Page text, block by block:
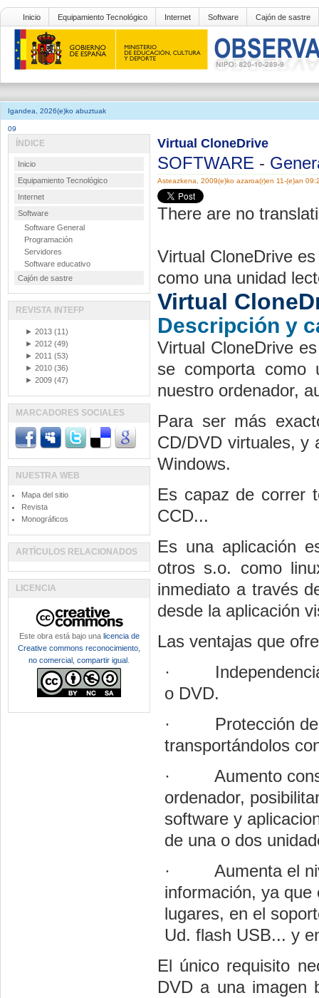
Inicio Equipamiento Tecnológico Internet Software Cajón de sastre
Igandea, 2026(e)ko abuztuak
09
Virtual CloneDrive
SOFTWARE -
Asteazkena, 2009(e)ko azaroa(r)en 11-(e)an
There are no
Virtual CloneDrive
como una unidad
Virtual
Descripción y
Virtual CloneDrive
se comporta como
nuestro ordenador,
Para ser más
CD/DVD virtuales, y
Windows.
Es capaz de correr
CCD...
Es una aplicación
otros s.o. como
inmediato a través
desde la aplicación
Las ventajas que
·
o DVD.
·
Protección
transportándolos
·
Aumento
ordenador,
software y
de una o dos
·
Aumenta el
información, ya
lugares, en el
Ud. flash USB... y
El único requisito
DVD a una imagen
ÍNDICE
Inicio
Equipamiento Tecnológico
Internet
Software
Software General
Programación
Servidores
Software educativo
Cajón de sastre
REVISTA INTEFP
► 2013 (11)
► 2012 (49)
► 2011 (53)
► 2010 (36)
► 2009 (47)
MARCADORES SOCIALES
NUESTRA WEB
Mapa del sitio
Revista
Monográficos
ARTÍCULOS RELACIONADOS
LICENCIA
Este obra está bajo una licencia de
Creative commons reconocimiento,
no comercial, compartir igual